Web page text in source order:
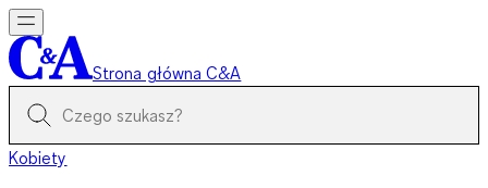
Strona główna C&A
Kobiety